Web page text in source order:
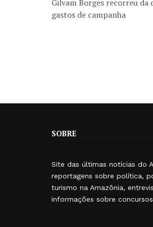
Gilvam Borges recorreu da
gastos de campanha
SOBRE
Site das últimas notícias do
reportagens sobre política,
turismo na Amazônia,
informações sobre